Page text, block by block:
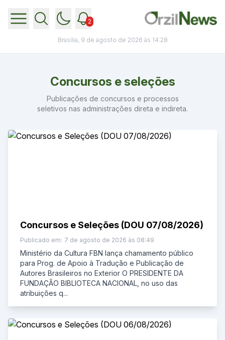
2
Brasília, 9 de agosto de 2026 às 14:28
Concursos e seleções
Publicações de concursos e processos
seletivos nas administrações direta e indireta.
Concursos e Seleções (DOU 07/08/2026)
Publicado em: 7 de agosto de 2026 às 08:49
Ministério da Cultura FBN lança chamamento público
para Prog. de Apoio à Tradução e Publicação de
Autores Brasileiros no Exterior O PRESIDENTE DA
FUNDAÇÃO BIBLIOTECA NACIONAL, no uso das
atribuições q...